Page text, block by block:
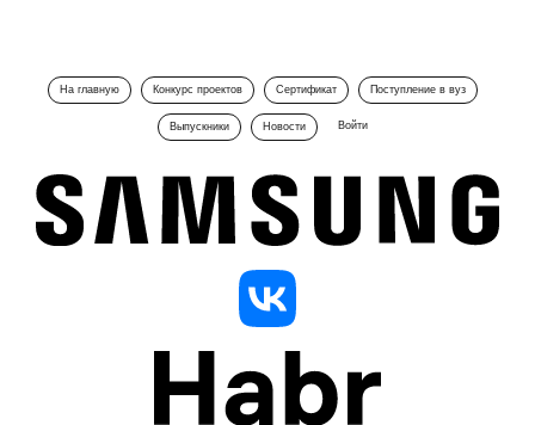
На главную Конкурс проектов Сертификат Поступление в вуз
Выпускники Новости Войти